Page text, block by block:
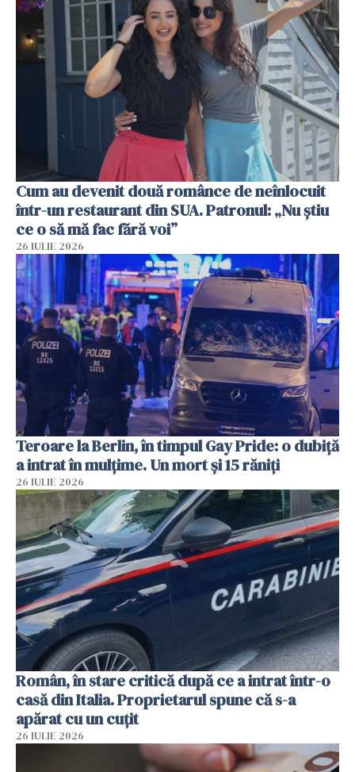
Cum au devenit două românce de neînlocuit
într-un restaurant din SUA. Patronul: „Nu știu
ce o să mă fac fără voi”
26 IULIE 2026
Teroare la Berlin, în timpul Gay Pride: o dubiță
a intrat în mulțime. Un mort și 15 răniți
26 IULIE 2026
Român, în stare critică după ce a intrat într-o
casă din Italia. Proprietarul spune că s-a
apărat cu un cuțit
26 IULIE 2026